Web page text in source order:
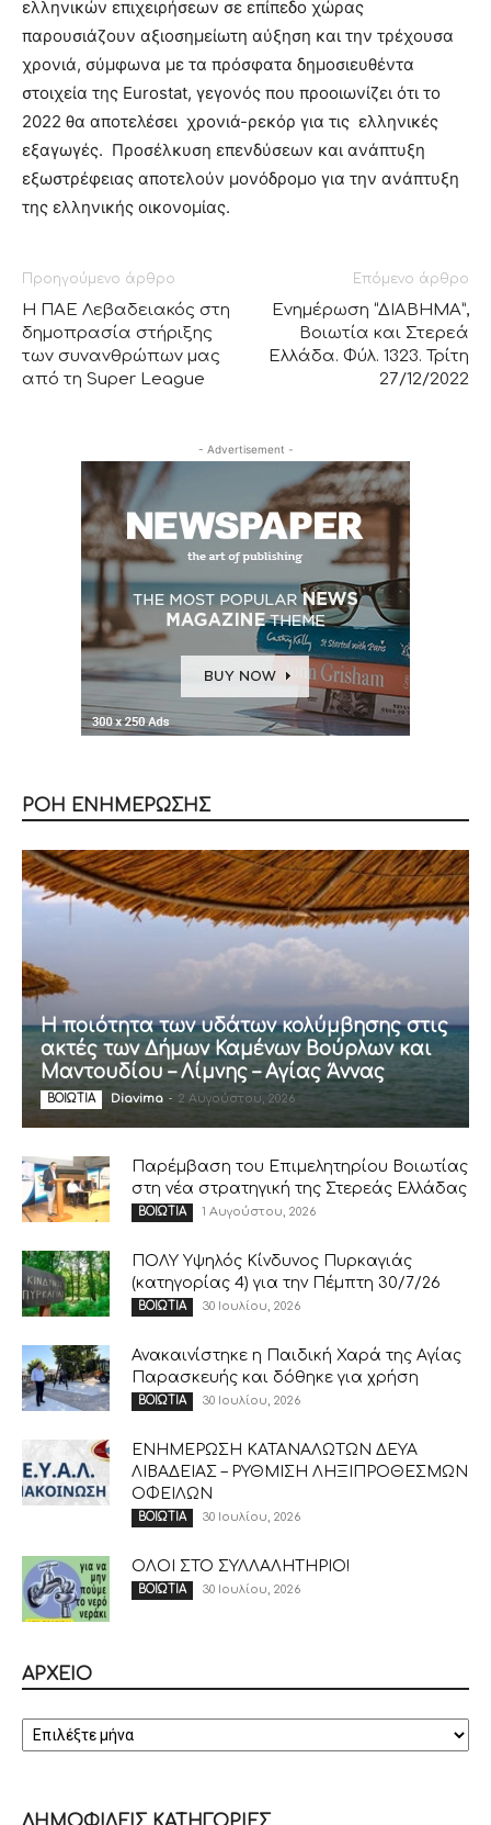
ελληνικών επιχειρήσεων σε επίπεδο χώρας
παρουσιάζουν αξιοσημείωτη αύξηση και την τρέχουσα
χρονιά, σύμφωνα με τα πρόσφατα δημοσιευθέντα
στοιχεία της Eurostat, γεγονός που προοιωνίζει ότι το
2022 θα αποτελέσει χρονιά-ρεκόρ για τις ελληνικές
εξαγωγές. Προσέλκυση επενδύσεων και ανάπτυξη
εξωστρέφειας αποτελούν μονόδρομο για την ανάπτυξη
της ελληνικής οικονομίας.
Προηγούμενο άρθρο
Η ΠΑΕ Λεβαδειακός στη
δημοπρασία στήριξης
των συνανθρώπων μας
από τη Super League
Επόμενο άρθρο
Ενημέρωση “ΔΙΑΒΗΜΑ”,
Βοιωτία και Στερεά
Ελλάδα. Φύλ. 1323. Τρίτη
27/12/2022
- Advertisement -
ΡΟΗ ΕΝΗΜΕΡΩΣΗΣ
Η ποιότητα των υδάτων κολύμβησης στις
ακτές των Δήμων Καμένων Βούρλων και
Μαντουδίου – Λίμνης – Αγίας Άννας
ΒΟΙΩΤΙΑ Diavima - 2 Αυγούστου, 2026
Παρέμβαση του Επιμελητηρίου Βοιωτίας
στη νέα στρατηγική της Στερεάς Ελλάδας
ΒΟΙΩΤΙΑ 1 Αυγούστου, 2026
ΠΟΛΥ Υψηλός Κίνδυνος Πυρκαγιάς
(κατηγορίας 4) για την Πέμπτη 30/7/26
ΒΟΙΩΤΙΑ 30 Ιουλίου, 2026
Ανακαινίστηκε η Παιδική Χαρά της Αγίας
Παρασκευής και δόθηκε για χρήση
ΒΟΙΩΤΙΑ 30 Ιουλίου, 2026
ΕΝΗΜΕΡΩΣΗ ΚΑΤΑΝΑΛΩΤΩΝ ΔΕΥΑ
ΛΙΒΑΔΕΙΑΣ – ΡΥΘΜΙΣΗ ΛΗΞΙΠΡΟΘΕΣΜΩΝ
ΟΦΕΙΛΩΝ
ΒΟΙΩΤΙΑ 30 Ιουλίου, 2026
ΟΛΟΙ ΣΤΟ ΣΥΛΛΑΛΗΤΗΡΙΟ!
ΒΟΙΩΤΙΑ 30 Ιουλίου, 2026
ΑΡΧΕΙΟ